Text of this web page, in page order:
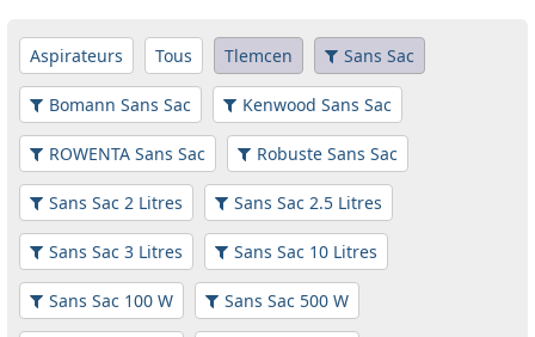
Aspirateurs Tous Tlemcen Sans Sac
Bomann Sans Sac Kenwood Sans Sac
ROWENTA Sans Sac Robuste Sans Sac
Sans Sac 2 Litres Sans Sac 2.5 Litres
Sans Sac 3 Litres Sans Sac 10 Litres
Sans Sac 100 W Sans Sac 500 W